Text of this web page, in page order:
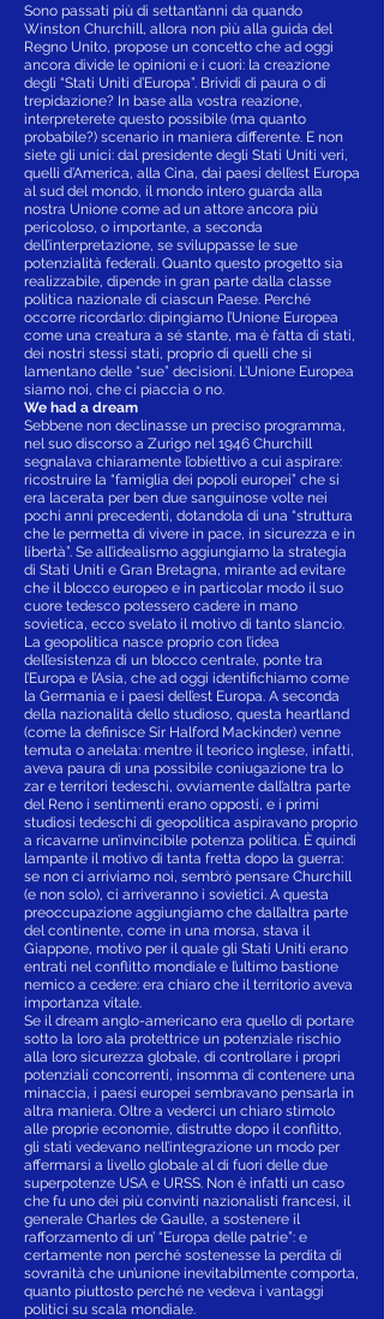
Sono passati più di settant’anni da quando
Winston Churchill, allora non più alla guida del
Regno Unito, propose un concetto che ad oggi
ancora divide le opinioni e i cuori: la creazione
degli “Stati Uniti d’Europa”. Brividi di paura o di
trepidazione? In base alla vostra reazione,
interpreterete questo possibile (ma quanto
probabile?) scenario in maniera differente. E non
siete gli unici: dal presidente degli Stati Uniti veri,
quelli d’America, alla Cina, dai paesi dell’est Europa
al sud del mondo, il mondo intero guarda alla
nostra Unione come ad un attore ancora più
pericoloso, o importante, a seconda
dell’interpretazione, se sviluppasse le sue
potenzialità federali. Quanto questo progetto sia
realizzabile, dipende in gran parte dalla classe
politica nazionale di ciascun Paese. Perché
occorre ricordarlo: dipingiamo l’Unione Europea
come una creatura a sé stante, ma è fatta di stati,
dei nostri stessi stati, proprio di quelli che si
lamentano delle “sue” decisioni. L’Unione Europea
siamo noi, che ci piaccia o no.
We had a dream
Sebbene non declinasse un preciso programma,
nel suo discorso a Zurigo nel 1946 Churchill
segnalava chiaramente l’obiettivo a cui aspirare:
ricostruire la “famiglia dei popoli europei” che si
era lacerata per ben due sanguinose volte nei
pochi anni precedenti, dotandola di una “struttura
che le permetta di vivere in pace, in sicurezza e in
libertà”. Se all’idealismo aggiungiamo la strategia
di Stati Uniti e Gran Bretagna, mirante ad evitare
che il blocco europeo e in particolar modo il suo
cuore tedesco potessero cadere in mano
sovietica, ecco svelato il motivo di tanto slancio.
La geopolitica nasce proprio con l’idea
dell’esistenza di un blocco centrale, ponte tra
l’Europa e l’Asia, che ad oggi identifichiamo come
la Germania e i paesi dell’est Europa. A seconda
della nazionalità dello studioso, questa heartland
(come la definisce Sir Halford Mackinder) venne
temuta o anelata: mentre il teorico inglese, infatti,
aveva paura di una possibile coniugazione tra lo
zar e territori tedeschi, ovviamente dall’altra parte
del Reno i sentimenti erano opposti, e i primi
studiosi tedeschi di geopolitica aspiravano proprio
a ricavarne un’invincibile potenza politica. È quindi
lampante il motivo di tanta fretta dopo la guerra:
se non ci arriviamo noi, sembrò pensare Churchill
(e non solo), ci arriveranno i sovietici. A questa
preoccupazione aggiungiamo che dall’altra parte
del continente, come in una morsa, stava il
Giappone, motivo per il quale gli Stati Uniti erano
entrati nel conflitto mondiale e l’ultimo bastione
nemico a cedere: era chiaro che il territorio aveva
importanza vitale.
Se il dream anglo-americano era quello di portare
sotto la loro ala protettrice un potenziale rischio
alla loro sicurezza globale, di controllare i propri
potenziali concorrenti, insomma di contenere una
minaccia, i paesi europei sembravano pensarla in
altra maniera. Oltre a vederci un chiaro stimolo
alle proprie economie, distrutte dopo il conflitto,
gli stati vedevano nell’integrazione un modo per
affermarsi a livello globale al di fuori delle due
superpotenze USA e URSS. Non è infatti un caso
che fu uno dei più convinti nazionalisti francesi, il
generale Charles de Gaulle, a sostenere il
rafforzamento di un’ “Europa delle patrie”: e
certamente non perché sostenesse la perdita di
sovranità che un’unione inevitabilmente comporta,
quanto piuttosto perché ne vedeva i vantaggi
politici su scala mondiale.